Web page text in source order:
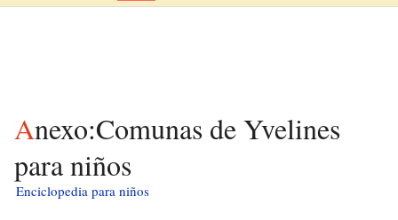
Anexo:Comunas de Yvelines
para niños
Enciclopedia para niños